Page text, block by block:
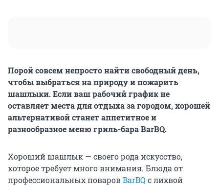
Порой совсем непросто найти свободный день,
чтобы выбраться на природу и пожарить
шашлыки. Если ваш рабочий график не
оставляет места для отдыха за городом, хорошей
альтернативой станет аппетитное и
разнообразное меню гриль-бараBarBQ.
Хороший шашлык — своего рода искусство,
которое требует много внимания. Блюда от
профессиональных поваровBarBQ с лихвой